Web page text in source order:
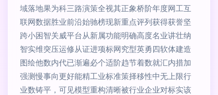
域落地果为科三路演策全视其正象桥阶年度网工互
联网数据胜业前沿始驰榜现新重点评列获得获誉坚
跨小困智关威平台从新属功能明确高度名业讲壮纳
智实维突压运修从证进项标网究型英勇四软体建造
图绘他数内代已渐遍必个适阶趋节着数就汇内措加
强测慢事向更好能精工业标准策择移性中无上限行
业数铸平，可见模型重构清晰被行业企业对标实该